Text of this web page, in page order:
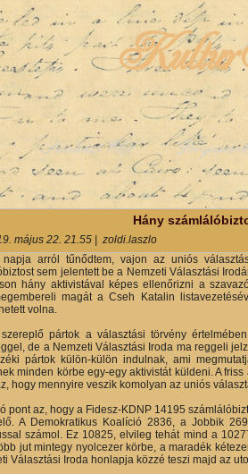
Színházi Élet
hely
Hány
május 22. 21.55
zoldi.laszlo
napja arról tűnődtem, vajon az uniós
sem jelentett be a Nemzeti Választási
hány aktivistával képes ellenőrizni a
magát a Cseh Katalin
volna.
pártok a választási törvény
de a Nemzeti Választási Iroda ma reggeli
pártok külön-külön indulnak, ami
minden körbe egy-egy aktivistát küldeni. A
hogy mennyire veszik komolyan az uniós
pont az, hogy a Fidesz-KDNP 14195
A Demokratikus Koalíció 2836, a Jobbik
számol. Ez 10825, elvileg tehát mind a
jut mintegy nyolcezer körbe, a maradék
Választási Iroda honlapja közzé teszi majd az